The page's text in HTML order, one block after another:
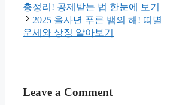
총정리! 공제받는 법 한눈에 보기
2025 을사년 푸른 뱀의 해! 띠별
운세와 상징 알아보기
Leave a Comment